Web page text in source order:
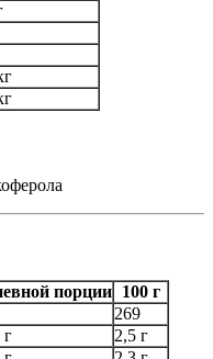
порции 100 г
269
г
2,5 г